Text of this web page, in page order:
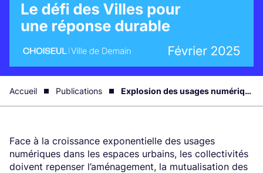
Accueil Publications Explosion des usages numériques : le défi des villes
Face à la croissance exponentielle des usages
numériques dans les espaces urbains, les collectivités
doivent repenser l’aménagement, la mutualisation des